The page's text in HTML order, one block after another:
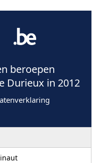
beroepen
Durieux in 2012